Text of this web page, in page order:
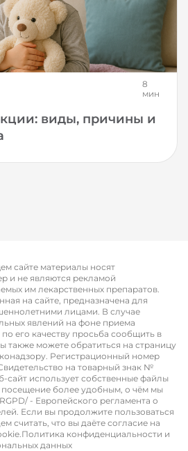
8
мин
виды, причины и
сайте материалы носят
и не являются рекламой
им лекарственных препаратов.
на сайте, предназначена для
лицами. В случае
явлений на фоне приема
его качеству просьба сообщить в
также можете обратиться на страницу
Регистрационный номер
на товарный знак №
сайт использует собственные файлы
посещение более удобным, о чём мы
- Европейского регламента о
Если вы продолжите пользоваться
считать, что вы даёте согласие на
конфиденциальности и
данных